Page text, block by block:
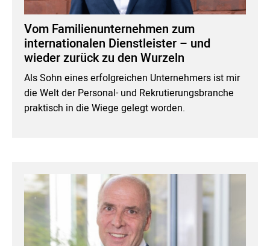
Vom Familienunternehmen zum
internationalen Dienstleister – und
wieder zurück zu den Wurzeln
Als Sohn eines erfolgreichen Unternehmers ist mir
die Welt der Personal- und Rekrutierungsbranche
praktisch in die Wiege gelegt worden.